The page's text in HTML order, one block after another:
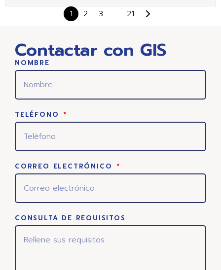
1 2 3 … 21
Contactar con GIS
NOMBRE
TELÉFONO
CORREO ELECTRÓNICO
CONSULTA DE REQUISITOS